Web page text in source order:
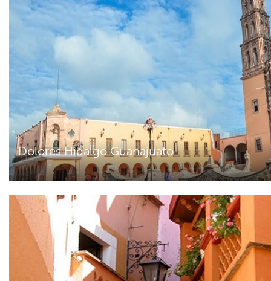
Dolores Hidalgo Guanajuato